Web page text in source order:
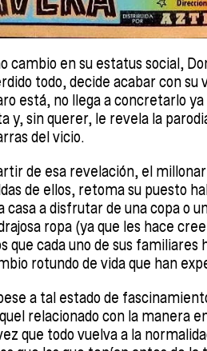
cambio en su estatus social,
todo, decide acabar con su
está, no llega a concretarlo
y, sin querer, le revela la
del vicio.
de esa revelación, el
de ellos, retoma su puesto
casa a disfrutar de una copa o
ropa (ya que les hace
que cada uno de sus
rotundo de vida que han
a tal estado de
relacionado con la manera
que todo vuelva a la